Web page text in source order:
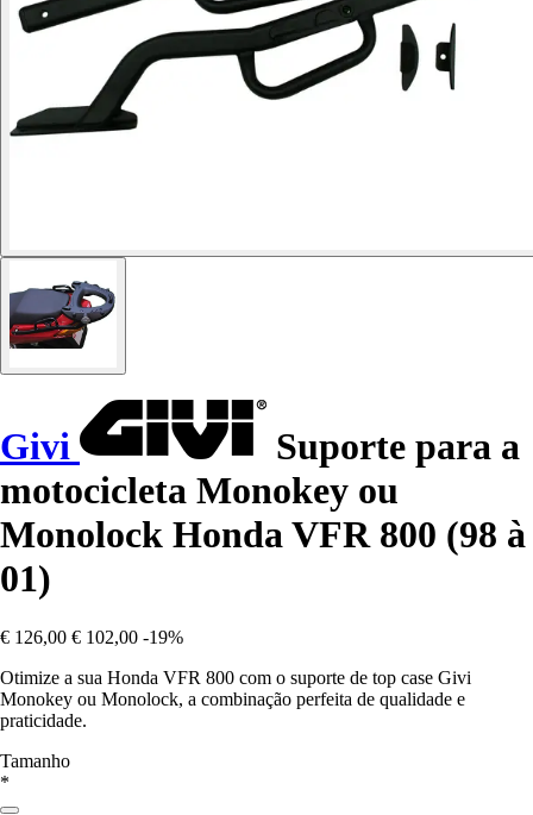
Givi
Suporte para a
motocicleta Monokey ou
Monolock Honda VFR 800 (98 à
01)
€ 126,00 € 102,00 -19%
Otimize a sua Honda VFR 800 com o suporte de top case Givi
Monokey ou Monolock, a combinação perfeita de qualidade e
praticidade.
Tamanho
*